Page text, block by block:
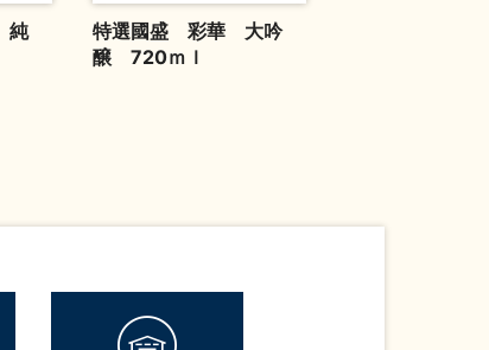
純
特選國盛 彩華 大吟
醸 720ｍｌ